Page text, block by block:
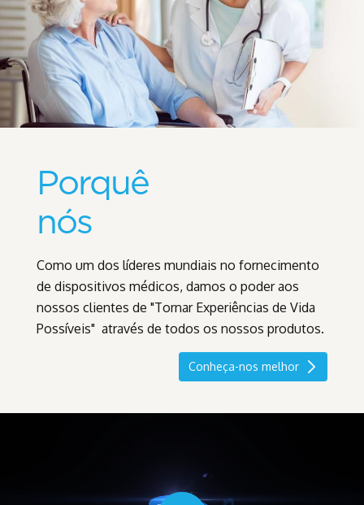
Porquê
nós
Como um dos líderes mundiais no fornecimento
de dispositivos médicos, damos o poder aos
nossos clientes de "Tornar Experiências de Vida
Possíveis" através de todos os nossos produtos.
Conheça-nos melhor